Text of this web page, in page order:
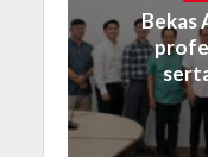
Bekas